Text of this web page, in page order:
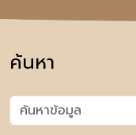
ค้นหา